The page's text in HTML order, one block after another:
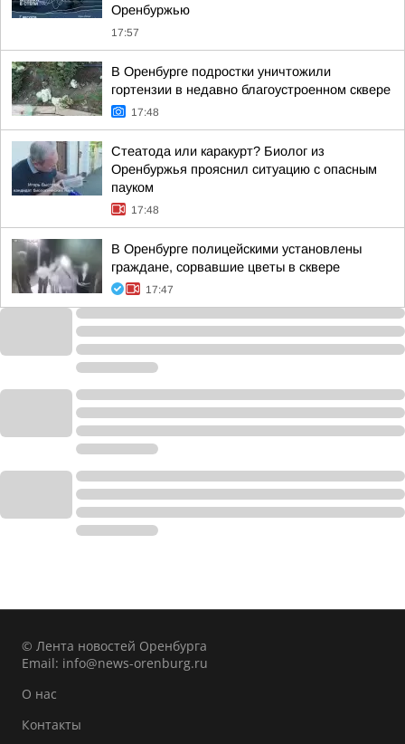
Оренбуржью
17:57
В Оренбурге подростки уничтожили
гортензии в недавно благоустроенном сквере
17:48
Стеатода или каракурт? Биолог из
Оренбуржья прояснил ситуацию с опасным
пауком
17:48
В Оренбурге полицейскими установлены
граждане, сорвавшие цветы в сквере
17:47
© Лента новостей Оренбурга
Email: info@news-orenburg.ru
О нас
Контакты